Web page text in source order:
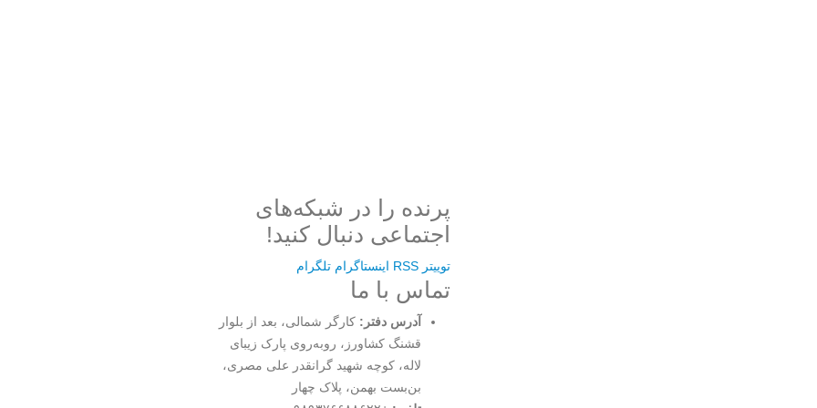
پرنده را در شبکه‌های
اجتماعی دنبال کنید!
توییتر RSS اینستاگرام تلگرام
تماس با ما
آدرس دفتر: کارگر شمالی، بعد از بلوار
قشنگ کشاورز، روبه‌روی پارک زیبای
لاله، کوچه شهید گرانقدر علی مصری،
بن‌بست بهمن، پلاک چهار